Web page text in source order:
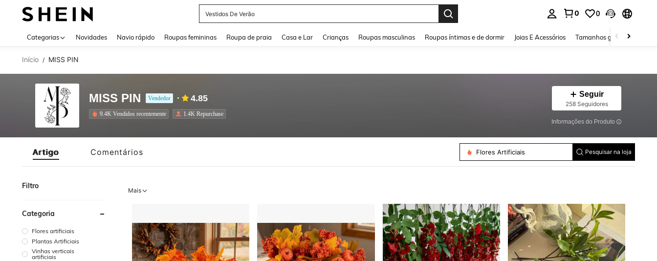
Tops
0 0
Categorias Novidades Navio rápido Roupas femininas Roupa de praia Casa e Lar Crianças Roupas masculinas Roupas íntimas e de dormir Joias E Acessórios Tamanhos grandes
Início / MISS PIN
MISS PIN Vendedor 4.85
9.4K Vendidos recentemente 1.4K Repurchase
Seguir
258 Seguidores
Informações do Produto
Artigo Comentários Flores Artificiais Pesquisar na loja
Filtro
Categoria
Flores artificiais
Plantas Artificiais
Vinhas verticais
artificiais
Mais